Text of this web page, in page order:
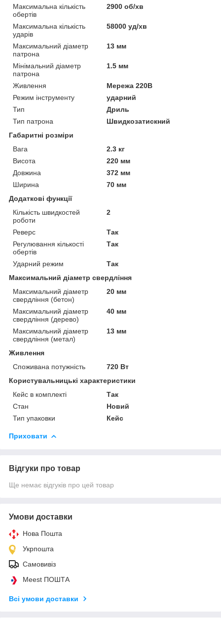
Максимальна кількість
обертів
2900 об/хв
Максимальна кількість
ударів
58000 уд/хв
Максимальний діаметр
патрона
13 мм
Мінімальний діаметр
патрона
1.5 мм
Живлення
Мережа 220В
Режим інструменту
ударний
Тип
Дриль
Тип патрона
Швидкозатискний
Габаритні розміри
Вага
2.3 кг
Висота
220 мм
Довжина
372 мм
Ширина
70 мм
Додаткові функції
Кількість швидкостей
роботи
2
Реверс
Так
Регулювання кількості
обертів
Так
Ударний режим
Так
Максимальний діаметр свердління
Максимальний діаметр
свердління (бетон)
20 мм
Максимальний діаметр
свердління (дерево)
40 мм
Максимальний діаметр
свердління (метал)
13 мм
Живлення
Споживана потужність
720 Вт
Користувальницькі характеристики
Кейс в комплекті
Так
Стан
Новий
Тип упаковки
Кейс
Приховати
Відгуки про товар
Ще немає відгуків про цей товар
Умови доставки
Нова Пошта
Укрпошта
Самовивіз
Meest ПОШТА
Всі умови доставки